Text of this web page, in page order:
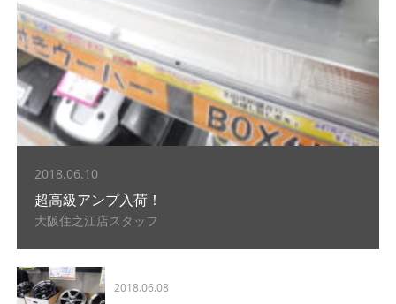
2018.06.10
超高級アンプ入荷！
大阪住之江店スタッフ
2018.06.08